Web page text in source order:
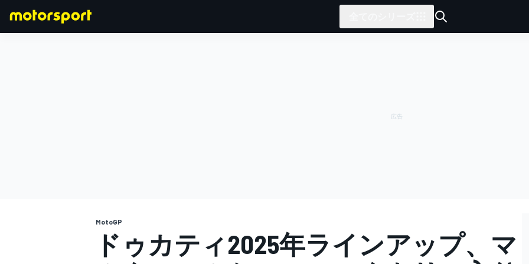
MotoGP
ドゥカティ2025年ラインアップ、マ